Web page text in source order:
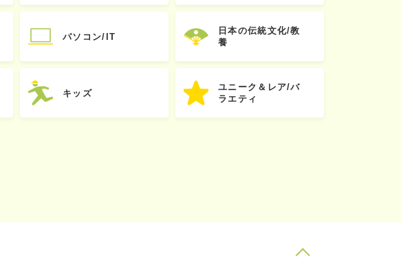
パソコン/IT
日本の伝統文化/教
養
キッズ
ユニーク＆レア/バ
ラエティ